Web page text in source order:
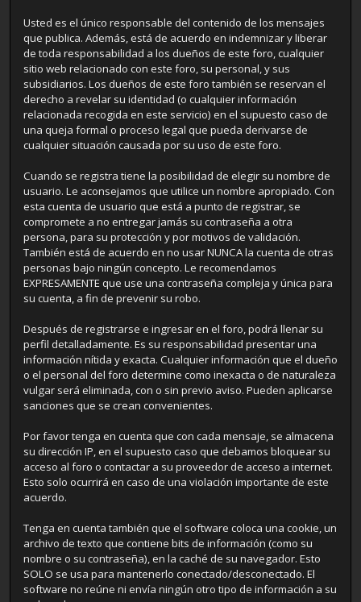
Usted es el único responsable del contenido de los mensajes
que publica. Además, está de acuerdo en indemnizar y liberar
de toda responsabilidad a los dueños de este foro, cualquier
sitio web relacionado con este foro, su personal, y sus
subsidiarios. Los dueños de este foro también se reservan el
derecho a revelar su identidad (o cualquier información
relacionada recogida en este servicio) en el supuesto caso de
una queja formal o proceso legal que pueda derivarse de
cualquier situación causada por su uso de este foro.
Cuando se registra tiene la posibilidad de elegir su nombre de
usuario. Le aconsejamos que utilice un nombre apropiado. Con
esta cuenta de usuario que está a punto de registrar, se
compromete a no entregar jamás su contraseña a otra
persona, para su protección y por motivos de validación.
También está de acuerdo en no usar NUNCA la cuenta de otras
personas bajo ningún concepto. Le recomendamos
EXPRESAMENTE que use una contraseña compleja y única para
su cuenta, a fin de prevenir su robo.
Después de registrarse e ingresar en el foro, podrá llenar su
perfil detalladamente. Es su responsabilidad presentar una
información nítida y exacta. Cualquier información que el dueño
o el personal del foro determine como inexacta o de naturaleza
vulgar será eliminada, con o sin previo aviso. Pueden aplicarse
sanciones que se crean convenientes.
Por favor tenga en cuenta que con cada mensaje, se almacena
su dirección IP, en el supuesto caso que debamos bloquear su
acceso al foro o contactar a su proveedor de acceso a internet.
Esto solo ocurrirá en caso de una violación importante de este
acuerdo.
Tenga en cuenta también que el software coloca una cookie, un
archivo de texto que contiene bits de información (como su
nombre o su contraseña), en la caché de su navegador. Esto
SOLO se usa para mantenerlo conectado/desconectado. El
software no reúne ni envía ningún otro tipo de información a su